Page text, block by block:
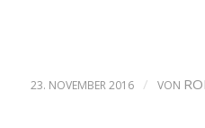
23. NOVEMBER 2016 / VON